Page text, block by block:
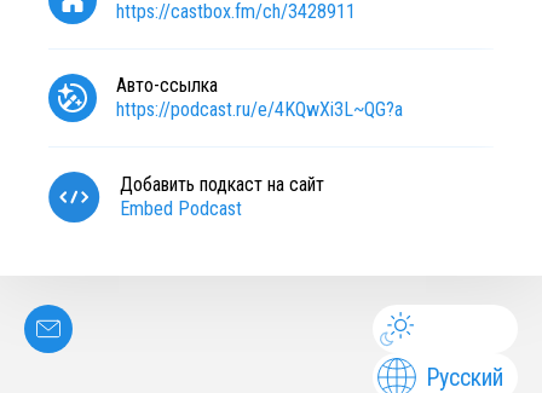
https://castbox.fm/ch/3428911
Авто-ссылка
https://podcast.ru/e/4KQwXi3L~QG?a
Добавить подкаст на сайт
Embed Podcast
Русский